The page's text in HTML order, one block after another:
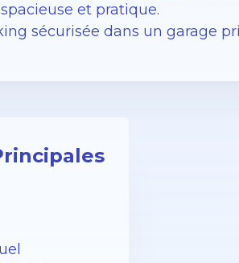
et pratique.
sécurisée dans un garage